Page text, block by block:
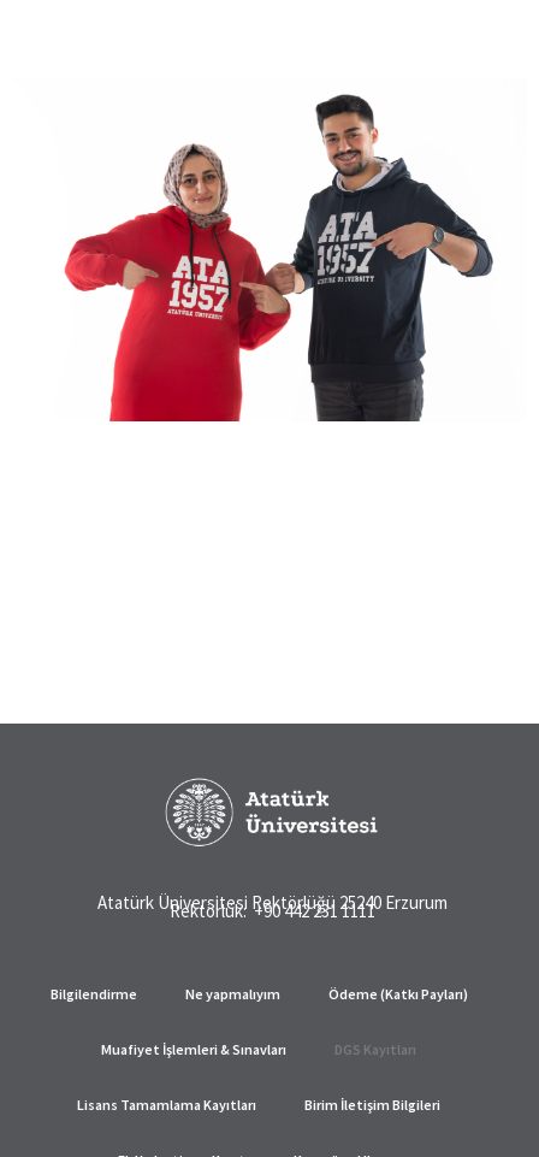
Atatürk Üniversitesi Rektörlüğü 25240 Erzurum
Rektörlük: +90 442 231 1111
Bilgilendirme Ne yapmalıyım Ödeme (Katkı Payları)
Muafiyet İşlemleri & Sınavları DGS Kayıtları
Lisans Tamamlama Kayıtları Birim İletişim Bilgileri